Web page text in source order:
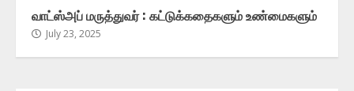
வாட்ஸ்அப் மருத்துவர் : கட்டுக்கதைகளும் உண்மைகளும்
July 23, 2025